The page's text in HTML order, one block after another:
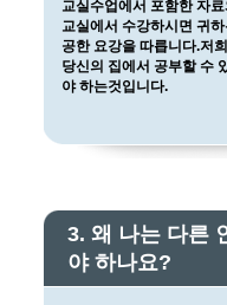
교실수업에서 포함한 자
교실에서 수강하시면 귀
공한 요강을 따릅니다.저
당신의 집에서 공부할 수
야 하는것입니다.
3. 왜 나는 다른
야 하나요?